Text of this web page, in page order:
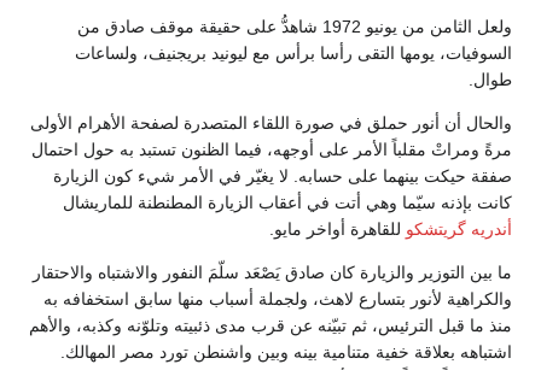
ولعل الثامن من يونيو 1972 شاهدُّ على حقيقة موقف صادق من
السوفيات، يومها التقى رأسا برأس مع ليونيد بريجنيف، ولساعات
طوال.
والحال أن أنور حملق في صورة اللقاء المتصدرة لصفحة الأهرام الأولى
مرةً ومراتْ مقلباً الأمر على أوجهه، فيما الظنون تستبد به حول احتمال
صفقة حيكت بينهما على حسابه. لا يغيّر في الأمر شيء كون الزيارة
كانت بإذنه سيّما وهي أتت في أعقاب الزيارة المطنطنة للماريشال
أندريه گريتشكو للقاهرة أواخر مايو.
ما بين التوزير والزيارة كان صادق يَصْعَد سلّمَ النفور والاشتباه والاحتقار
والكراهية لأنور بتسارع لاهث، ولجملة أسباب منها سابق استخفافه به
منذ ما قبل الترئيس، ثم تبيّنه عن قرب مدى ذئبيته وتلوّنه وكذبه، والأهم
اشتباهه بعلاقة خفية متنامية بينه وبين واشنطن تورد مصر المهالك.